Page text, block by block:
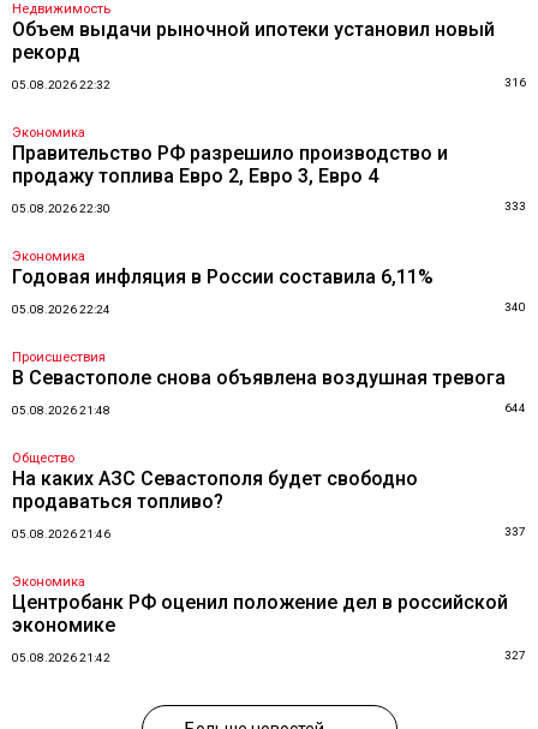
Недвижимость
Объем выдачи рыночной ипотеки установил новый
рекорд
05.08.2026 22:32 316
Экономика
Правительство РФ разрешило производство и
продажу топлива Евро 2, Евро 3, Евро 4
05.08.2026 22:30 333
Экономика
Годовая инфляция в России составила 6,11%
05.08.2026 22:24 340
Происшествия
В Севастополе снова объявлена воздушная тревога
05.08.2026 21:48 644
Общество
На каких АЗС Севастополя будет свободно
продаваться топливо?
05.08.2026 21:46 337
Экономика
Центробанк РФ оценил положение дел в российской
экономике
05.08.2026 21:42 327